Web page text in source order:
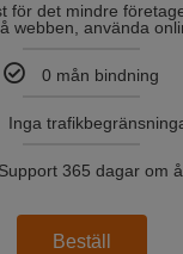
för det mindre
webben, använda
0 mån bindning
Inga
Support 365 dagar om
Beställ